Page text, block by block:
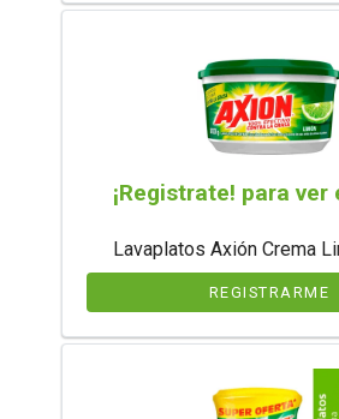
¡Registrate! para ver
Lavaplatos Axión Crema
REGISTRARME